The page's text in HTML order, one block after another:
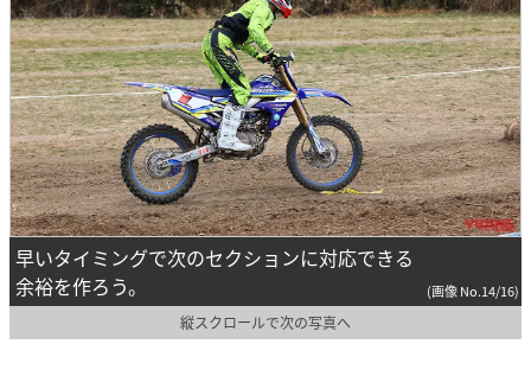
早いタイミングで次のセクションに対応できる
余裕を作ろう。
(画像 No.14/16)
縦スクロールで次の写真へ